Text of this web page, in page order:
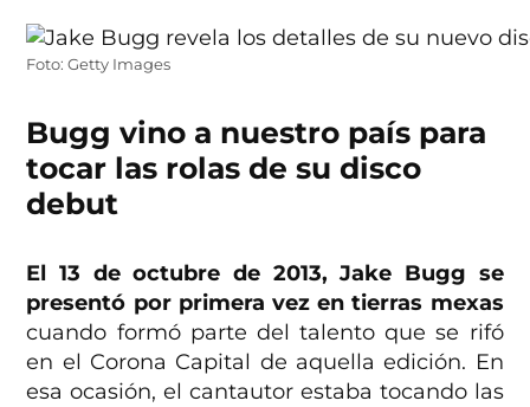
Foto: Getty Images
Bugg vino a nuestro país para
tocar las rolas de su disco
debut
El 13 de octubre de 2013, Jake Bugg se
presentó por primera vez en tierras mexas
cuando formó parte del talento que se rifó
en el Corona Capital de aquella edición. En
esa ocasión, el cantautor estaba tocando las